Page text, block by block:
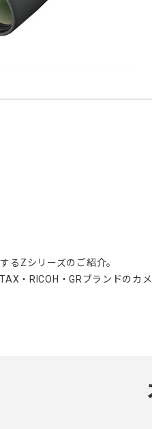
るZシリーズのご紹介。
・RICOH・GRブランドのカ